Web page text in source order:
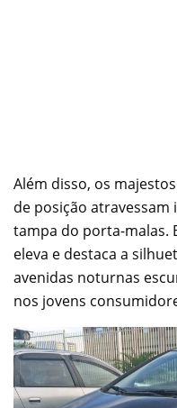
Além disso, os
de posição
tampa do porta-malas.
eleva e destaca a
avenidas noturnas
nos jovens